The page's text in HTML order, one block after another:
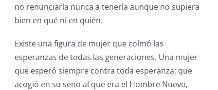
no renunciaría nunca a tenerla aunque no supiera
bien en qué ni en quién.
Existe una figura de mujer que colmó las
esperanzas de todas las generaciones. Una mujer
que esperó siempre contra toda esperanza; que
acogió en su seno al que era el Hombre Nuevo,